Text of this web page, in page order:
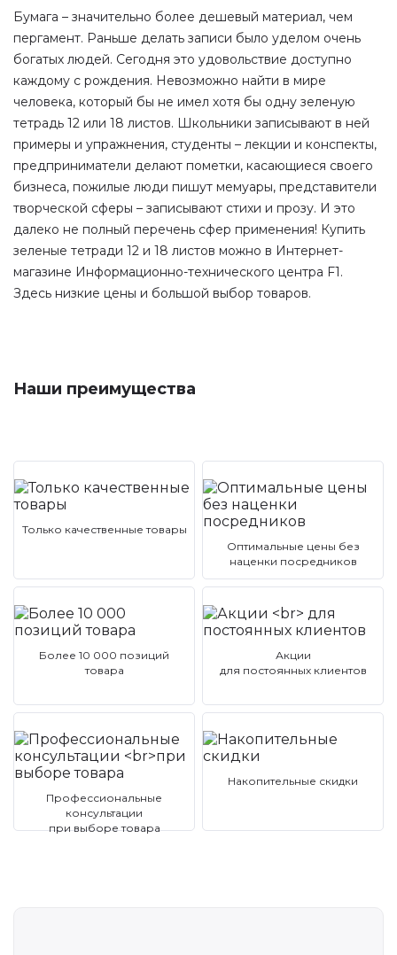
Бумага – значительно более дешевый материал, чем
пергамент. Раньше делать записи было уделом очень
богатых людей. Сегодня это удовольствие доступно
каждому с рождения. Невозможно найти в мире
человека, который бы не имел хотя бы одну зеленую
тетрадь 12 или 18 листов. Школьники записывают в ней
примеры и упражнения, студенты – лекции и конспекты,
предприниматели делают пометки, касающиеся своего
бизнеса, пожилые люди пишут мемуары, представители
творческой сферы – записывают стихи и прозу. И это
далеко не полный перечень сфер применения! Купить
зеленые тетради 12 и 18 листов можно в Интернет-
магазине Информационно-технического центра F1.
Здесь низкие цены и большой выбор товаров.
Наши преимущества
Только качественные товары
Оптимальные цены без
наценки посредников
Более 10 000 позиций
товара
Акции
для постоянных клиентов
Профессиональные
консультации
при выборе товара
Накопительные скидки